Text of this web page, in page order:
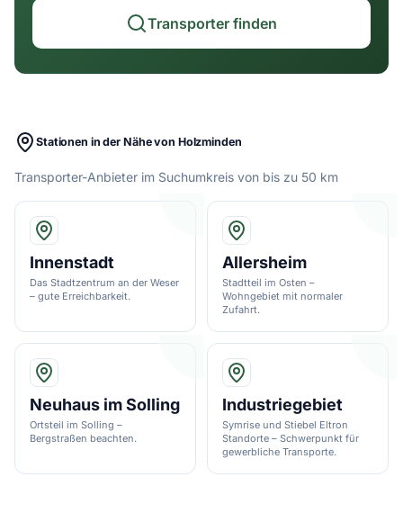
Transporter finden
Stationen in der Nähe von Holzminden
Transporter-Anbieter im Suchumkreis von bis zu 50 km
Innenstadt
Das Stadtzentrum an der Weser
– gute Erreichbarkeit.
Allersheim
Stadtteil im Osten –
Wohngebiet mit normaler
Zufahrt.
Neuhaus im Solling
Ortsteil im Solling –
Bergstraßen beachten.
Industriegebiet
Symrise und Stiebel Eltron
Standorte – Schwerpunkt für
gewerbliche Transporte.